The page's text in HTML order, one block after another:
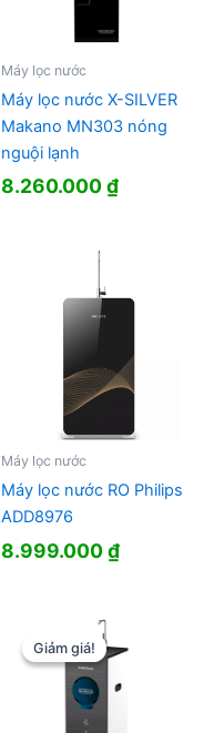
Máy lọc nước
Máy lọc nước X-SILVER
Makano MN303 nóng
nguội lạnh
8.260.000₫
Máy lọc nước
Máy lọc nước RO Philips
ADD8976
8.999.000₫
Giảm giá!
Giảm giá!